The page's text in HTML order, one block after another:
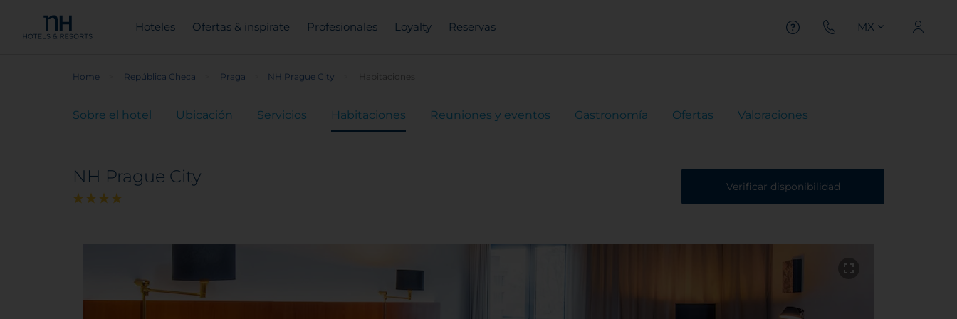
Hoteles Ofertas & inspírate Profesionales Loyalty Reservas MX
Home República Checa Praga NH Prague City Habitaciones
Sobre el hotel Ubicación Servicios Habitaciones Reuniones y eventos Gastronomía Ofertas Valoraciones
NH Prague City Verificar disponibilidad